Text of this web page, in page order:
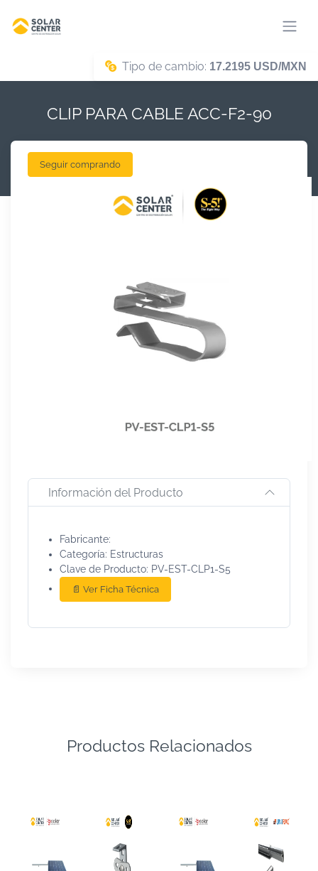
Tipo de cambio: 17.2195 USD/MXN
CLIP PARA CABLE ACC-F2-90
Seguir comprando
Información del Producto
Fabricante:
Categoría: Estructuras
Clave de Producto: PV-EST-CLP1-S5
📄 Ver Ficha Técnica
Productos Relacionados